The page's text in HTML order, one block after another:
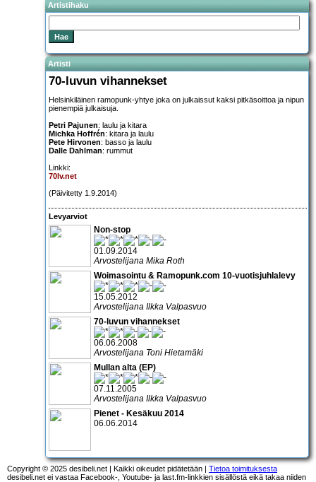
Artistihaku
Artisti
70-luvun vihannekset
Helsinkiläinen ramopunk-yhtye joka on julkaissut kaksi pitkäsoittoa ja nipun
pienempiä julkaisuja.
Petri Pajunen: laulu ja kitara
Michka Hoffrén: kitara ja laulu
Pete Hirvonen: basso ja laulu
Dalle Dahlman: rummut
Linkki:
70lv.net
(Päivitetty 1.9.2014)
Levyarviot
Non-stop
01.09.2014
Arvostelijana Mika Roth
Woimasointu & Ramopunk.com 10-vuotisjuhlalevy
15.05.2012
Arvostelijana Ilkka Valpasvuo
70-luvun vihannekset
06.06.2008
Arvostelijana Toni Hietamäki
Mullan alta (EP)
07.11.2005
Arvostelijana Ilkka Valpasvuo
Pienet - Kesäkuu 2014
06.06.2014
Copyright © 2025 desibeli.net | Kaikki oikeudet pidätetään | Tietoa toimituksesta
desibeli.net ei vastaa Facebook-, Youtube- ja last.fm-linkkien sisällöstä eikä takaa niiden